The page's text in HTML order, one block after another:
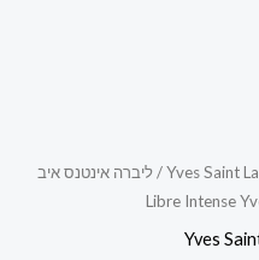
/ ליברה אינטנס איב